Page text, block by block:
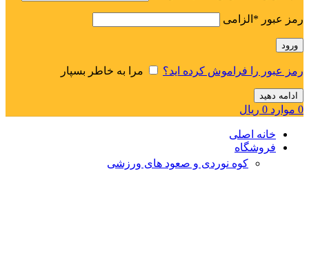
رمز عبور * الزامی
ورود
رمز عبور را فراموش کرده اید؟ مرا به خاطر بسپار
ادامه دهید
0 موارد 0 ریال
خانه اصلی
فروشگاه
کوه نوردی و صعود های ورزشی